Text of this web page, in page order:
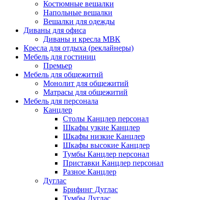
Костюмные вешалки
Напольные вешалки
Вешалки для одежды
Диваны для офиса
Диваны и кресла МВК
Кресла для отдыха (реклайнеры)
Мебель для гостиниц
Премьер
Мебель для общежитий
Монолит для общежитий
Матрасы для общежитий
Мебель для персонала
Канцлер
Столы Канцлер персонал
Шкафы узкие Канцлер
Шкафы низкие Канцлер
Шкафы высокие Канцлер
Тумбы Канцлер персонал
Приставки Канцлер персонал
Разное Канцлер
Дуглас
Брифинг Дуглас